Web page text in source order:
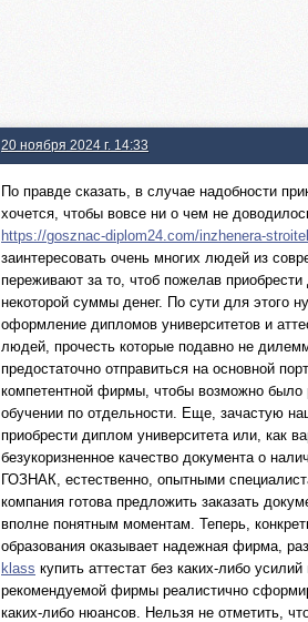
20 ноября 2024 г. 14:33
По правде сказать, в случае надобности
хочется, чтобы вовсе ни о чем не
https://gosznac-diplom24.com/inzhenera-
заинтересовать очень многих людей из
переживают за то, чтоб пожелав
некоторой суммы денег. По сути для этого
оформление дипломов университетов и
людей, прочесть которые подавно не
предостаточно отправиться на основной
компетентной фирмы, чтобы возможно
обучении по отдельности. Еще, зачастую
приобрести диплом университета или, как
безукоризненное качество документа о
ГОЗНАК, естественно, опытными
компания готова предложить заказать
вполне понятным моментам. Теперь,
образования оказывает надежная фирма,
klass купить аттестат без каких-либо
рекомендуемой фирмы реалистично
каких-либо нюансов. Нельзя не отметить,